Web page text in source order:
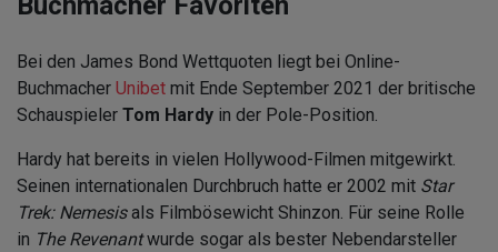
Bei den James Bond Wettquoten liegt bei Online-
Buchmacher Unibet mit Ende September 2021 der britische
Schauspieler Tom Hardy in der Pole-Position.
Hardy hat bereits in vielen Hollywood-Filmen mitgewirkt.
Seinen internationalen Durchbruch hatte er 2002 mit Star
Trek: Nemesisals Filmbösewicht Shinzon. Für seine Rolle
in The Revenantwurde sogar als bester Nebendarsteller